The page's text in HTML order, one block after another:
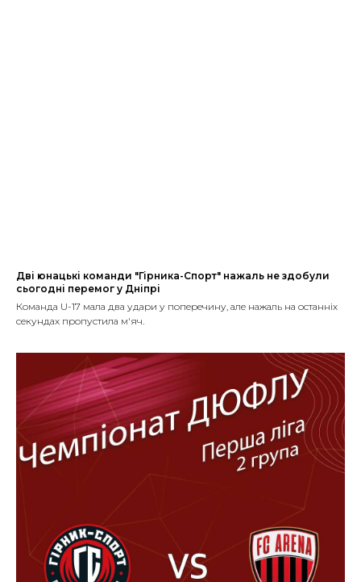
Дві юнацькі команди "Гірника-Спорт" нажаль не здобули
сьогодні перемог у Дніпрі
Команда U-17 мала два удари у поперечину, але нажаль на останніх
секундах пропустила м'яч.